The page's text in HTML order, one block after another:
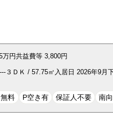
万円共益費等 3,800円
３ＤＫ / 57.75㎡ 入居日 2026年9月
料 P空き有 保証人不要 南